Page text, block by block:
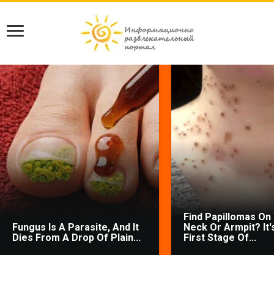
Fungus Is A Parasite, And It
Dies From A Drop Of Plain...
Find Papillomas On
Neck Or Armpit?
First Stage Of...